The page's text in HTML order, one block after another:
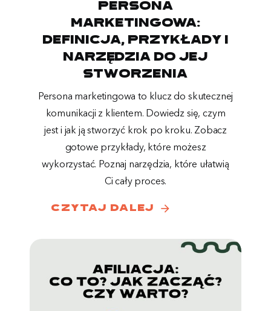
Persona
marketingowa:
definicja, przykłady i
narzędzia do jej
stworzenia
Persona marketingowa to klucz do skutecznej
komunikacji z klientem. Dowiedz się, czym
jest i jak ją stworzyć krok po kroku. Zobacz
gotowe przykłady, które możesz
wykorzystać. Poznaj narzędzia, które ułatwią
Ci cały proces.
czytaj dalej arrow_forward